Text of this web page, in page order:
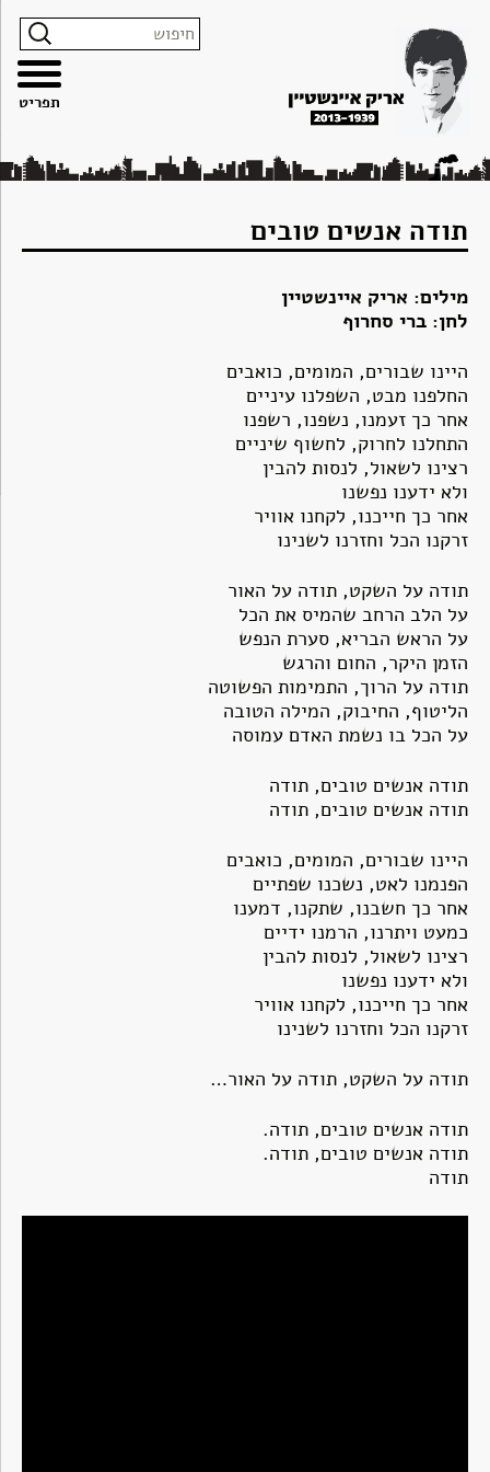
האתר
הצהרת
נגישות
לתוכן
קשר
תודה אנשים טובים
מילים: אריק איינשטיין
לחן: ברי סחרוף
היינו שבורים, המומים, כואבים
החלפנו מבט, השפלנו עיניים
אחר כך זעמנו, נשפנו, רשפנו
התחלנו לחרוק, לחשוף שיניים
רצינו לשאול, לנסות להבין
ולא ידענו נפשנו
אחר כך חייכנו, לקחנו אוויר
זרקנו הכל וחזרנו לשנינו
תודה על השקט, תודה על האור
על הלב הרחב שהמיס את הכל
על הראש הבריא, סערת הנפש
הזמן היקר, החום והרגש
תודה על הרוך, התמימות הפשוטה
הליטוף, החיבוק, המילה הטובה
על הכל בו נשמת האדם עמוסה
תודה אנשים טובים, תודה
תודה אנשים טובים, תודה
היינו שבורים, המומים, כואבים
הפנמנו לאט, נשכנו שפתיים
אחר כך חשבנו, שתקנו, דמענו
כמעט ויתרנו, הרמנו ידיים
רצינו לשאול, לנסות להבין
ולא ידענו נפשנו
אחר כך חייכנו, לקחנו אוויר
זרקנו הכל וחזרנו לשנינו
תודה על השקט, תודה על האור…
תודה אנשים טובים, תודה.
תודה אנשים טובים, תודה.
תודה
תפריט